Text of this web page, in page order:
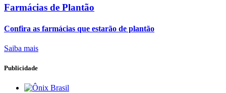
Farmácias de Plantão
Confira as farmácias que estarão de plantão
Saiba mais
Publicidade